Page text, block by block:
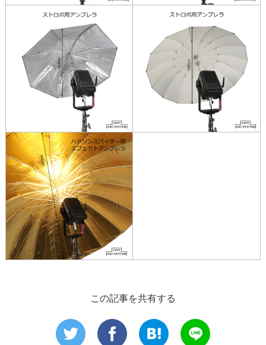
この記事を共有する